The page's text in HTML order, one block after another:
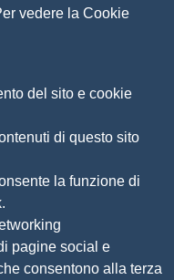
vedere la Cookie
del sito e cookie
di questo sito
la funzione di
pagine social e
consentono alla terza